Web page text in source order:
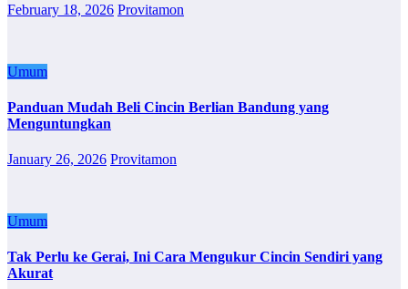
February 18, 2026 Provitamon
Umum
Panduan Mudah Beli Cincin Berlian Bandung yang
Menguntungkan
January 26, 2026 Provitamon
Umum
Tak Perlu ke Gerai, Ini Cara Mengukur Cincin Sendiri yang
Akurat